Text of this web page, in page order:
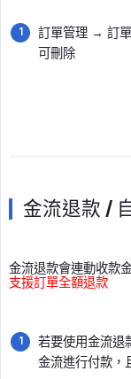
訂單管理 → 訂
可刪除
金流退款 /
金流退款會連動收款
支援訂單全額退款
若要使用金流退
金流進行付款，